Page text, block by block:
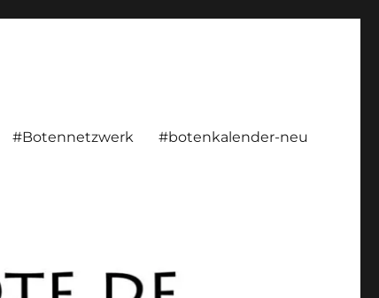
#Botennetzwerk #botenkalender-neu